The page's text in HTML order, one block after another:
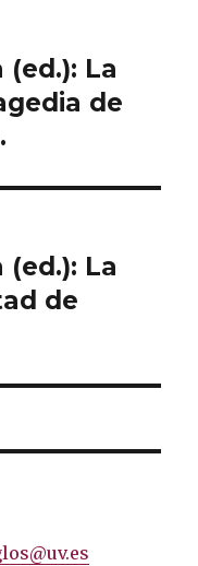
(ed.): La
de
(ed.): La
de